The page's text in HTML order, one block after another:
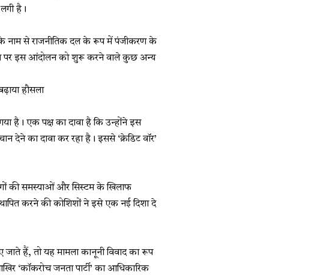
है।
के नाम से राजनीतिक दल के रूप में पंजीकरण के
पर इस आंदोलन को शुरू करने वाले कुछ अन्य
हौसला
है। एक पक्ष का दावा है कि उन्होंने इस
देने का दावा कर रहा है। इससे ‘क्रेडिट वॉर’
की समस्याओं और सिस्टम के खिलाफ
करने की कोशिशों ने इसे एक नई दिशा दे
हैं, तो यह मामला कानूनी विवाद का रूप
‘कॉकरोच जनता पार्टी’ का आधिकारिक